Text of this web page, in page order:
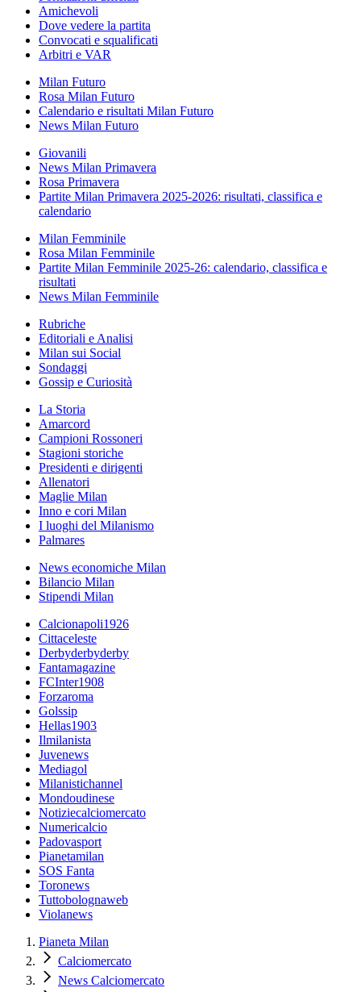
Amichevoli
Dove vedere la partita
Convocati e squalificati
Arbitri e VAR
Milan Futuro
Rosa Milan Futuro
Calendario e risultati Milan Futuro
News Milan Futuro
Giovanili
News Milan Primavera
Rosa Primavera
Partite Milan Primavera 2025-2026: risultati, classifica e
calendario
Milan Femminile
Rosa Milan Femminile
Partite Milan Femminile 2025-26: calendario, classifica e
risultati
News Milan Femminile
Rubriche
Editoriali e Analisi
Milan sui Social
Sondaggi
Gossip e Curiosità
La Storia
Amarcord
Campioni Rossoneri
Stagioni storiche
Presidenti e dirigenti
Allenatori
Maglie Milan
Inno e cori Milan
I luoghi del Milanismo
Palmares
News economiche Milan
Bilancio Milan
Stipendi Milan
Calcionapoli1926
Cittaceleste
Derbyderbyderby
Fantamagazine
FCInter1908
Forzaroma
Golssip
Hellas1903
Ilmilanista
Juvenews
Mediagol
Milanistichannel
Mondoudinese
Notiziecalciomercato
Numericalcio
Padovasport
Pianetamilan
SOS Fanta
Toronews
Tuttobolognaweb
Violanews
Pianeta Milan
Calciomercato
News Calciomercato